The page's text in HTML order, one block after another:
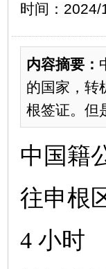
时间：
内容摘要：
的国家，转
根签证。但
中国籍
往申根
4 小时